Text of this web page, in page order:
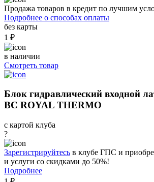
Продажа товаров в кредит по лучшим
Подробнее о способах оплаты
без карты
1 ₽
в наличии
Смотреть товар
Блок гидравлический входной
BC ROYAL THERMO
с картой клуба
?
Зарегистрируйтесь в клубе ГПС и
и услуги со скидками до 50%!
Подробнее